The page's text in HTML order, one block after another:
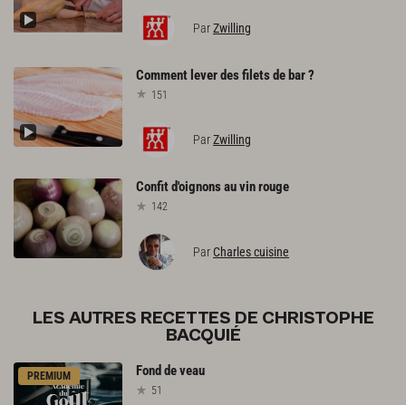
ParZwilling
Comment leverdesfiletsde bar?
151
ParZwilling
Confitd'oignonsauvinrouge
142
Par Charles cuisine
LES AUTRES RECETTES DE CHRISTOPHE
BACQUIÉ
PREMIUM Fond deveau
51